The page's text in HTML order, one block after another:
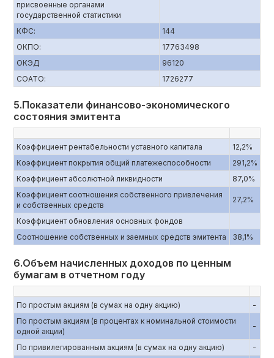
присвоенные органами
государственной статистики
КФС:
144
ОКПО:
17763498
ОКЭД
96120
СОАТО:
1726277
5.Показатели финансово-экономического
состояния эмитента
Коэффициент рентабельности уставного капитала
12,2%
Коэффициент покрытия общий платежеспособности
291,2%
Коэффициент абсолютной ликвидности
87,0%
Коэффициент соотношения собственного привлечения
и собственных средств
27,2%
Коэффициент обновления основных фондов
Соотношение собственных и заемных средств эмитента
38,1%
6.Объем начисленных доходов по ценным
бумагам в отчетном году
По простым акциям (в сумах на одну акцию)
-
По простым акциям (в процентах к номинальной стоимости
одной акции)
-
По привилегированным акциям (в сумах на одну акцию)
-